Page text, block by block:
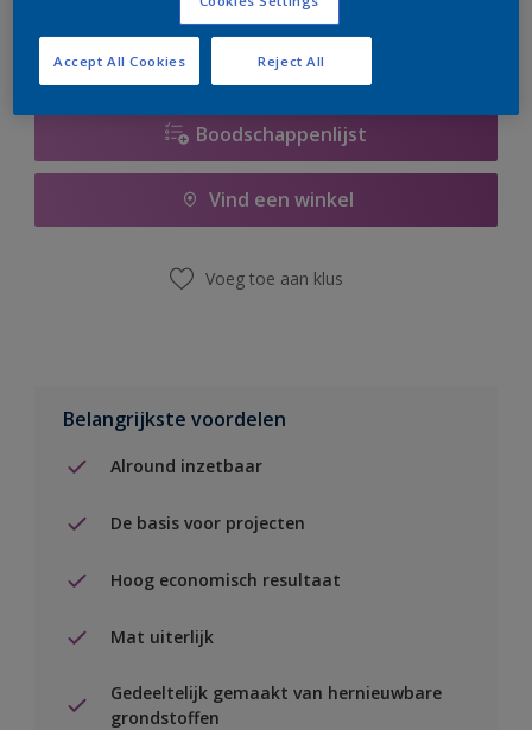
Boodschappenlijst
Vind een winkel
Voeg toe aan klus
Belangrijkste voordelen
Alround inzetbaar
De basis voor projecten
Hoog economisch resultaat
Mat uiterlijk
Gedeeltelijk gemaakt van hernieuwbare
grondstoffen
Reject All
Accept All Cookies